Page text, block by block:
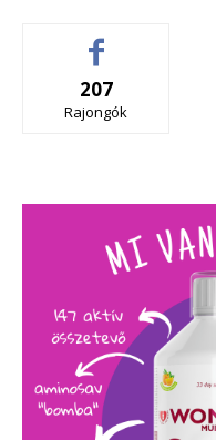
207
Rajongók